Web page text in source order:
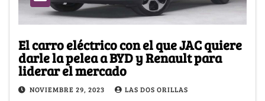
El carro eléctrico con el que JAC quiere
darle la pelea a BYD y Renault para
liderar el mercado
NOVIEMBRE 29, 2023 LAS DOS ORILLAS